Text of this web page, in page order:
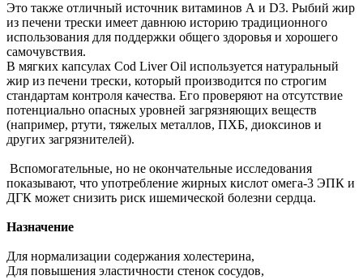
Это также отличный источник витаминов А и D3. Рыбий жир
из печени трески имеет давнюю историю традиционного
использования для поддержки общего здоровья и хорошего
самочувствия.
В мягких капсулах Cod Liver Oil используется натуральный
жир из печени трески, который производится по строгим
стандартам контроля качества. Его проверяют на отсутствие
потенциально опасных уровней загрязняющих веществ
(например, ртути, тяжелых металлов, ПХБ, диоксинов и
других загрязнителей).
Вспомогательные, но не окончательные исследования
показывают, что употребление жирных кислот омега-3 ЭПК и
ДГК может снизить риск ишемической болезни сердца.
Назначение
Для нормализации содержания холестерина,
Для повышения эластичности стенок сосудов,